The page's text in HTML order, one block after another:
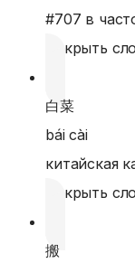
#707 в
Открыть
白菜
bái cài
китайская
Открыть
搬